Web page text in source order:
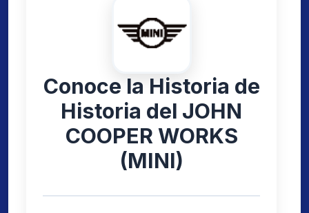
Conoce la Historia de
Historia del JOHN
COOPER WORKS
(MINI)